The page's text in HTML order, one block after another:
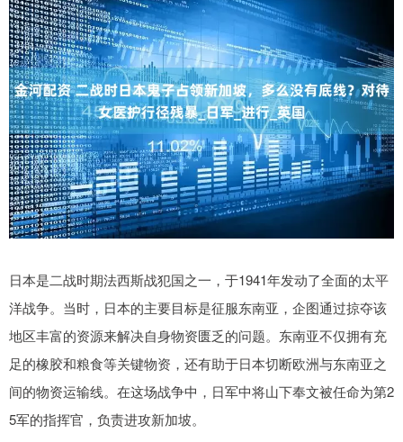
日本是二战时期法西斯战犯国之一，于1941年发动了全面的太平
洋战争。当时，日本的主要目标是征服东南亚，企图通过掠夺该
地区丰富的资源来解决自身物资匮乏的问题。东南亚不仅拥有充
足的橡胶和粮食等关键物资，还有助于日本切断欧洲与东南亚之
间的物资运输线。在这场战争中，日军中将山下奉文被任命为第2
5军的指挥官，负责进攻新加坡。